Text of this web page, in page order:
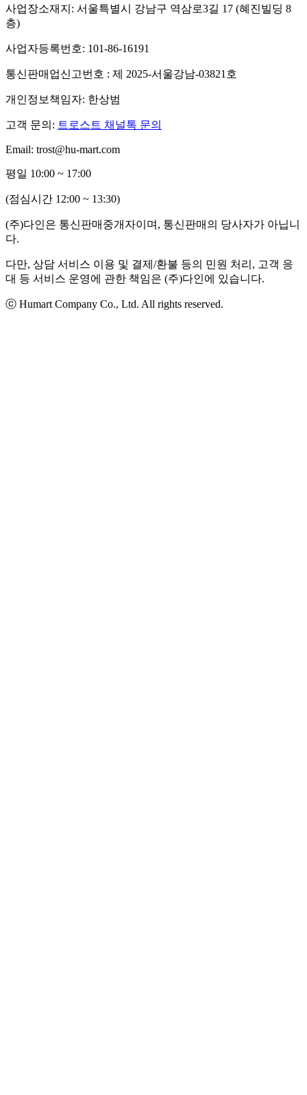
사업장소재지: 서울특별시 강남구 역삼로3길 17 (혜진빌딩 8
층)
사업자등록번호: 101-86-16191
통신판매업신고번호 : 제 2025-서울강남-03821호
개인정보책임자: 한상범
고객 문의: 트로스트 채널톡 문의
Email: trost@hu-mart.com
평일 10:00 ~ 17:00
(점심시간 12:00 ~ 13:30)
(주)다인은 통신판매중개자이며, 통신판매의 당사자가 아닙니
다.
다만, 상담 서비스 이용 및 결제/환불 등의 민원 처리, 고객 응
대 등 서비스 운영에 관한 책임은 (주)다인에 있습니다.
ⓒ Humart Company Co., Ltd. All rights reserved.